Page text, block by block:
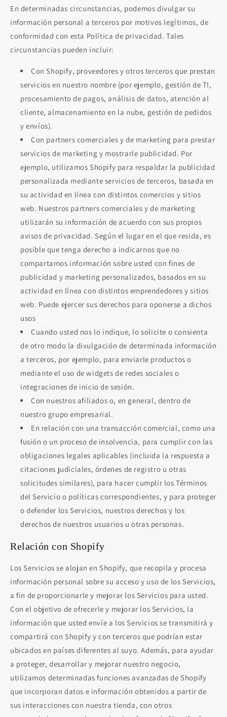
En determinadas circunstancias, podemos divulgar su
información personal a terceros por motivos legítimos, de
conformidad con esta Política de privacidad. Tales
circunstancias pueden incluir:
Con Shopify, proveedores y otros terceros que prestan
servicios en nuestro nombre (por ejemplo, gestión de TI,
procesamiento de pagos, análisis de datos, atención al
cliente, almacenamiento en la nube, gestión de pedidos
y envíos).
Con partners comerciales y de marketing para prestar
servicios de marketing y mostrarle publicidad. Por
ejemplo, utilizamos Shopify para respaldar la publicidad
personalizada mediante servicios de terceros, basada en
su actividad en línea con distintos comercios y sitios
web. Nuestros partners comerciales y de marketing
utilizarán su información de acuerdo con sus propios
avisos de privacidad. Según el lugar en el que resida, es
posible que tenga derecho a indicarnos que no
compartamos información sobre usted con fines de
publicidad y marketing personalizados, basados en su
actividad en línea con distintos emprendedores y sitios
web. Puede ejercer sus derechos para oponerse a dichos
usos
Cuando usted nos lo indique, lo solicite o consienta
de otro modo la divulgación de determinada información
a terceros, por ejemplo, para enviarle productos o
mediante el uso de widgets de redes sociales o
integraciones de inicio de sesión.
Con nuestros afiliados o, en general, dentro de
nuestro grupo empresarial.
En relación con una transacción comercial, como una
fusión o un proceso de insolvencia, para cumplir con las
obligaciones legales aplicables (incluida la respuesta a
citaciones judiciales, órdenes de registro u otras
solicitudes similares), para hacer cumplir los Términos
del Servicio o políticas correspondientes, y para proteger
o defender los Servicios, nuestros derechos y los
derechos de nuestros usuarios u otras personas.
Relación con Shopify
Los Servicios se alojan en Shopify, que recopila y procesa
información personal sobre su acceso y uso de los Servicios,
a fin de proporcionarle y mejorar los Servicios para usted.
Con el objetivo de ofrecerle y mejorar los Servicios, la
información que usted envíe a los Servicios se transmitirá y
compartirá con Shopify y con terceros que podrían estar
ubicados en países diferentes al suyo. Además, para ayudar
a proteger, desarrollar y mejorar nuestro negocio,
utilizamos determinadas funciones avanzadas de Shopify
que incorporan datos e información obtenidos a partir de
sus interacciones con nuestra tienda, con otros